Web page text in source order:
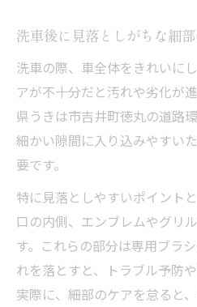
洗車後に見落としがちな細
洗車の際、車全体をきれいに
アが不十分だと汚れや劣化が
県うきは市吉井町徳丸の道路
細かい隙間に入り込みやすい
要です。
特に見落としやすいポイント
口の内側、エンブレムやグリ
す。これらの部分は専用ブラ
れを落とすと、トラブル予防
実際に、細部のケアを怠ると